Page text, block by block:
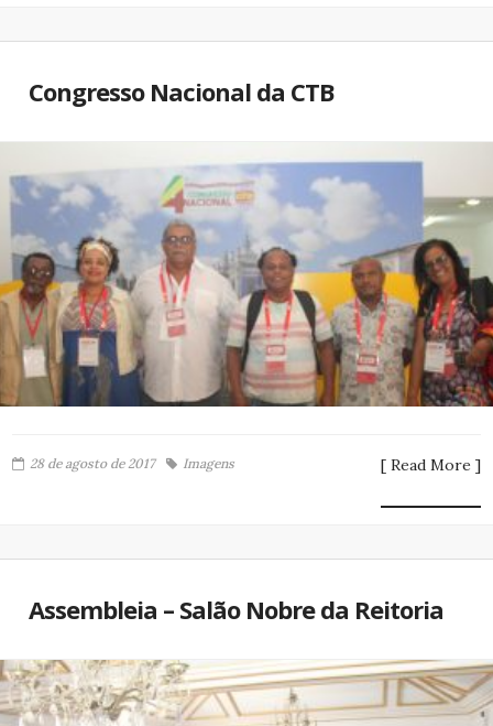
Congresso Nacional da CTB
28 de agosto de 2017 Imagens [ Read More ]
Assembleia – Salão Nobre da Reitoria